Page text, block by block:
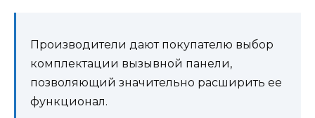
Производители дают покупателю выбор
комплектации вызывной панели,
позволяющий значительно расширить ее
функционал.